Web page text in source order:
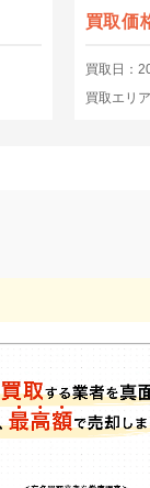
買取価
買取日：
買取エリ